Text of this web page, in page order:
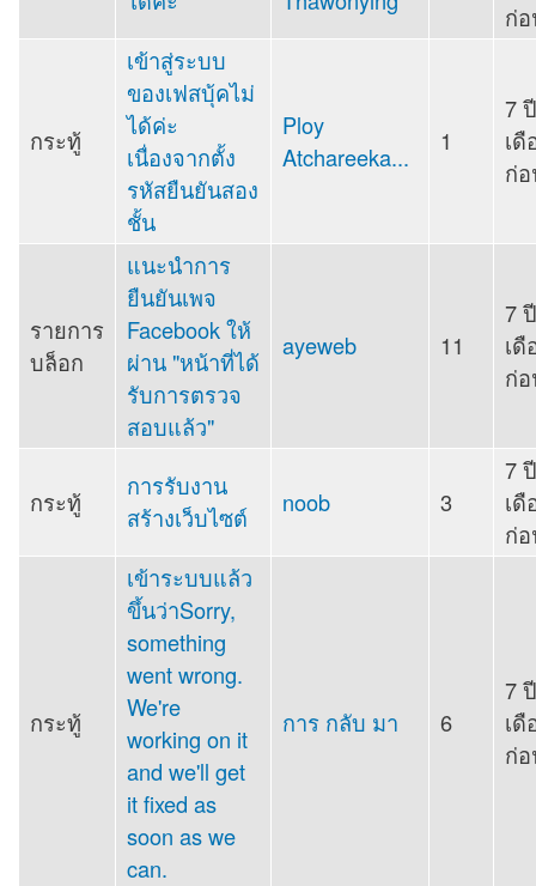
ก่
กระทู้
เข้าสู่ระบบ
ของเฟสบุ้คไม่
ได้ค่ะ
เนื่องจากตั้ง
รหัสยืนยันสอง
ชั้น
Ploy
Atchareeka...
1
7
เดื
ก่
รายการ
บล็อก
แนะนำการ
ยืนยันเพจ
Facebook ให้
ผ่าน "หน้าที่ได้
รับการตรวจ
สอบแล้ว"
ayeweb 11
7
เดื
ก่
กระทู้
การรับงาน
สร้างเว็บไซต์
noob 3
7
เดื
ก่
กระทู้
เข้าระบบแล้ว
ขึ้นว่าSorry,
something
went wrong.
We're
working on it
and we'll get
it fixed as
soon as we
can.
การ กลับ มา 6
7
เดื
ก่